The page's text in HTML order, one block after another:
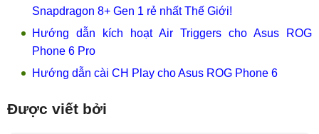
Snapdragon 8+ Gen 1 rẻ nhất Thế Giới!
Hướng dẫn kích hoạt Air Triggers cho Asus ROG
Phone 6 Pro
Hướng dẫn cài CH Play cho Asus ROG Phone 6
Được viết bởi